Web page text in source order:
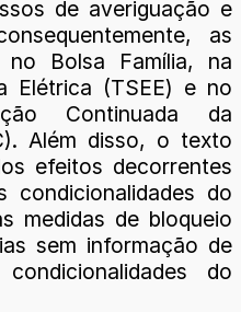
de averiguação e
as
no Bolsa Família, na
Elétrica (TSEE) e no
Continuada da
Além disso, o texto
efeitos decorrentes
condicionalidades do
medidas de bloqueio
sem informação de
do